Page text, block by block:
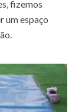
fizemos
um espaço